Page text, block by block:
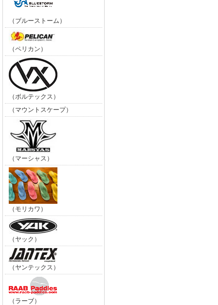
（ブルーストーム）
（ペリカン）
（ボルテックス）
（マウントスケープ）
（マーシャス）
（モリカワ）
（ヤック）
（ヤンテックス）
（ラーブ）